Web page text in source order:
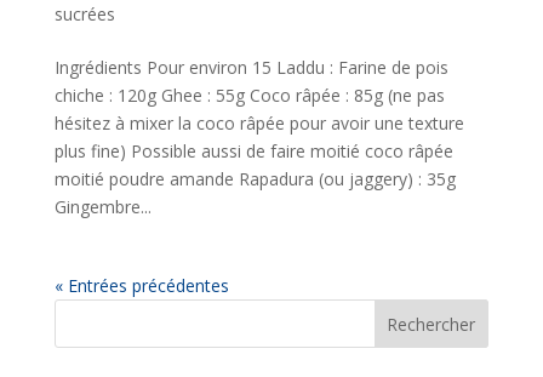
sucrées
Ingrédients Pour environ 15 Laddu : Farine de pois
chiche : 120g Ghee : 55g Coco râpée : 85g (ne pas
hésitez à mixer la coco râpée pour avoir une texture
plus fine) Possible aussi de faire moitié coco râpée
moitié poudre amande Rapadura (ou jaggery) : 35g
Gingembre...
« Entrées précédentes
Rechercher